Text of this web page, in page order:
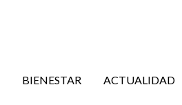
BIENESTAR ACTUALIDAD